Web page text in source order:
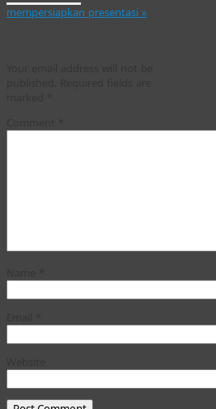
mempersiapkan presentasi »